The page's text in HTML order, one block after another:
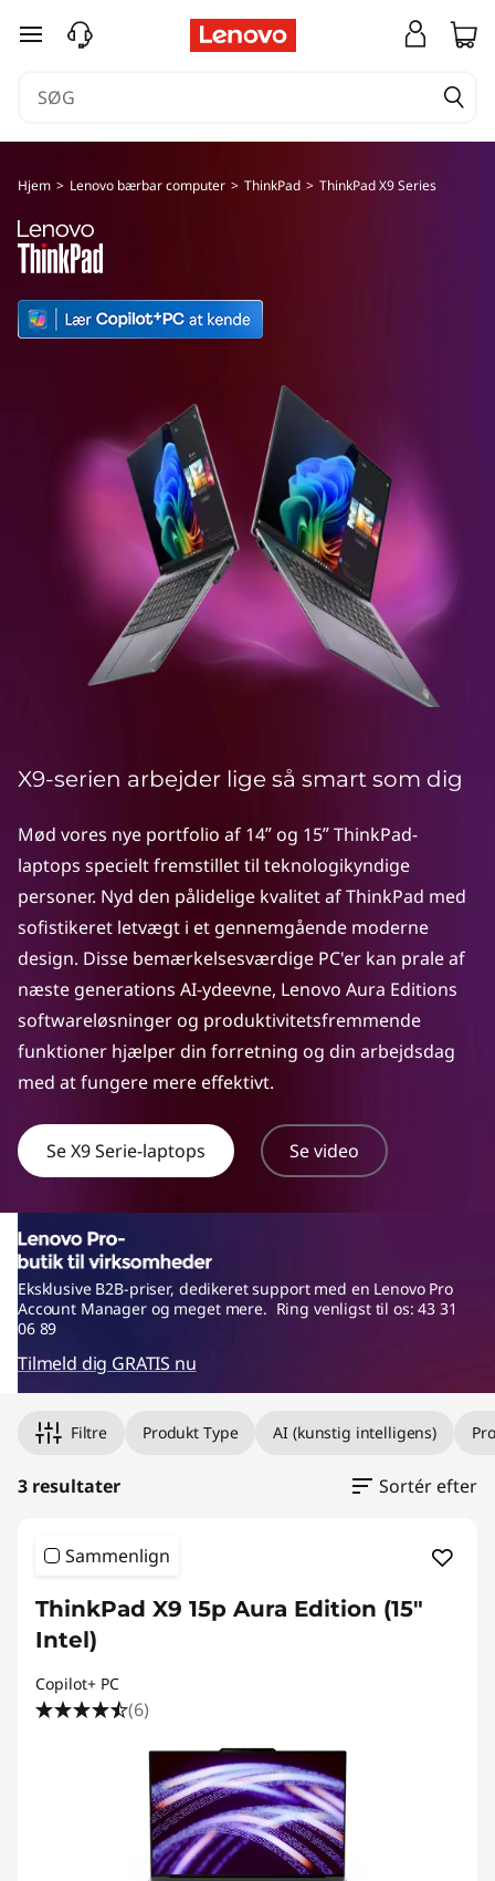
v
o
T
spring til hovedindhold
Hjem > Lenovo bærbar computer > ThinkPad > ThinkPad X9 Series
X9-serien arbejder lige så smart som dig
Mød vores nye portfolio af 14ʺ og 15ʺ ThinkPad-
laptops specielt fremstillet til teknologikyndige
personer. Nyd den pålidelige kvalitet af ThinkPad med
sofistikeret letvægt i et gennemgående moderne
design. Disse bemærkelsesværdige PC'er kan prale af
næste generations AI-ydeevne, Lenovo Aura Editions
softwareløsninger og produktivitetsfremmende
funktioner hjælper din forretning og din arbejdsdag
med at fungere mere effektivt.
Se X9 Serie-laptops Se video
Eksklusive B2B-priser, dedikeret support med en Lenovo Pro
Account Manager og meget mere. Ring venligst til os: 43 31
06 89
Tilmeld dig GRATIS nu
Filtre Produkt Type AI (kunstig intelligens)
3 resultater Sortér efter
Sammenlign
ThinkPad X9 15p Aura Edition (15"
Intel)
Copilot+ PC
(6)